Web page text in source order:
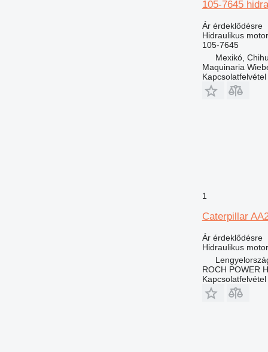
105-7645
Ár érdeklődésre
Hidraulikus motor
105-7645
Mexikó,
Maquinaria
1
Caterpillar
Ár érdeklődésre
Hidraulikus motor
ROCH POWER